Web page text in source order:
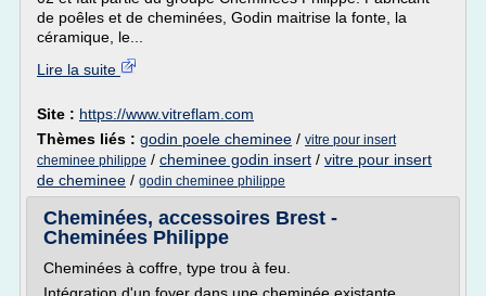
de poêles et de cheminées, Godin maitrise la fonte, la
céramique, le...
Lire la suite
Site : https://www.vitreflam.com
Thèmes liés : godin poele cheminee / vitre pour insert
cheminee philippe / cheminee godin insert / vitre pour insert
de cheminee / godin cheminee philippe
Cheminées, accessoires Brest -
Cheminées Philippe
Cheminées à coffre, type trou à feu.